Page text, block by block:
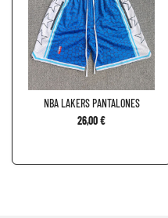
NBA LAKERS PANTALONES
26,00 €